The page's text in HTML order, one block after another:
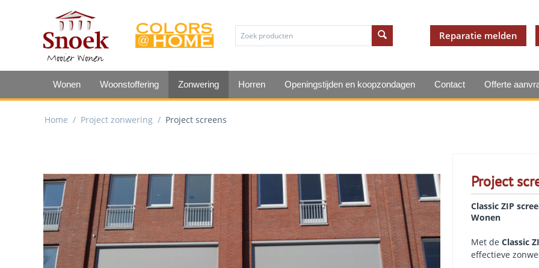
Reparatie melden
Wonen Woonstoffering Zonwering Horren Openingstijden en koopzondagen Contact Offerte
Home / Project zonwering / Project screens
Project
Classic ZIP
Wonen
Met de Classic
effectieve